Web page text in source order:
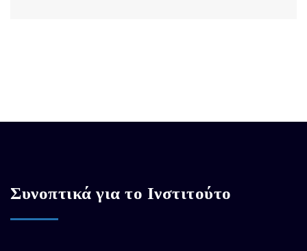
Συνοπτικά για το Ινστιτούτο